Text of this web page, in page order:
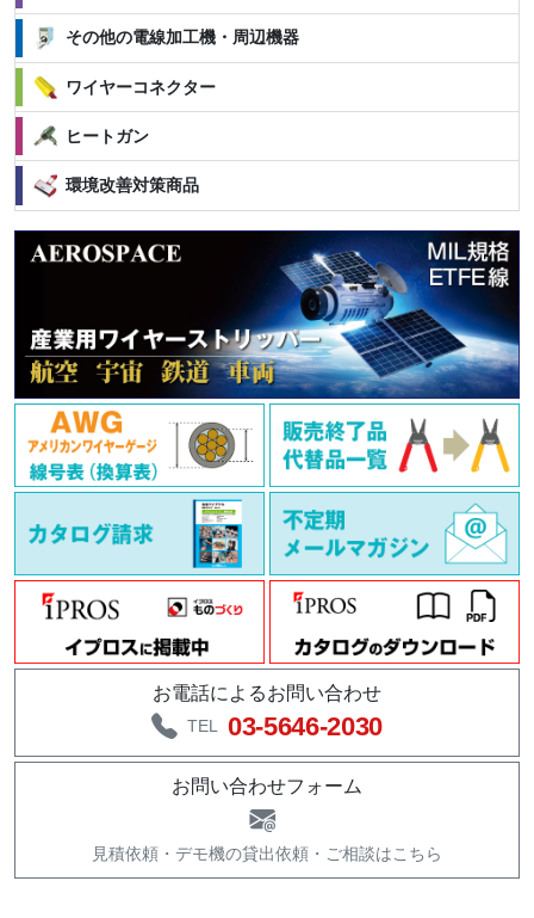
その他の電線加工機・周辺機器
ワイヤーコネクター
ヒートガン
環境改善対策商品
お電話によるお問い合わせ
TEL 03-5646-2030
お問い合わせフォーム
見積依頼・ デモ機の貸出依頼・ ご相談はこちら